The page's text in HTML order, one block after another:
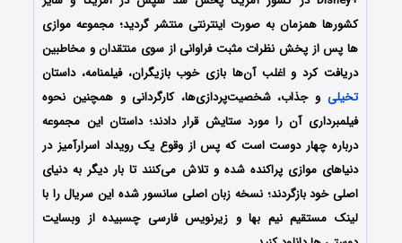
کشورها همزمان به صورت اینترنتی منتشر گردید؛ مجموعه موازی
ها پس از پخش نظرات مثبت فراوانی از سوی منتقدان و مخاطبین
دریافت کرد و اغلب آن‌ها بازی خوب بازیگران، فیلمنامه، داستان
تخیلی و جذاب، شخصیت‌پردازی‌ها، کارگردانی و همچنین نحوه
فیلمبرداری آن را مورد ستایش قرار دادند؛ داستان این مجموعه
درباره چهار دوست است که پس از وقوع یک رویداد اسرارآمیز در
دنیاهای موازی پراکنده شده و تلاش می‌کنند تا بار دیگر به دنیای
اصلی خود بازگردند؛ نسخه زبان اصلی سانسور شده این سریال را با
لینک مستقیم نیم بها و زیرنویس فارسی چسبیده از وبسایت